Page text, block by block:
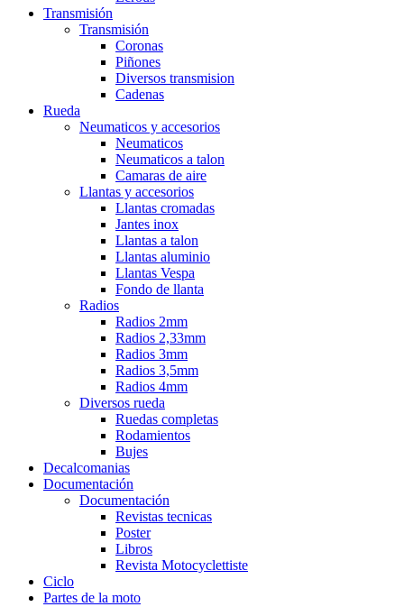
Transmisión
Transmisión
Coronas
Piñones
Diversos transmision
Cadenas
Rueda
Neumaticos y accesorios
Neumaticos
Neumaticos a talon
Camaras de aire
Llantas y accesorios
Llantas cromadas
Jantes inox
Llantas a talon
Llantas aluminio
Llantas Vespa
Fondo de llanta
Radios
Radios 2mm
Radios 2,33mm
Radios 3mm
Radios 3,5mm
Radios 4mm
Diversos rueda
Ruedas completas
Rodamientos
Bujes
Decalcomanias
Documentación
Documentación
Revistas tecnicas
Poster
Libros
Revista Motocyclettiste
Ciclo
Partes de la moto